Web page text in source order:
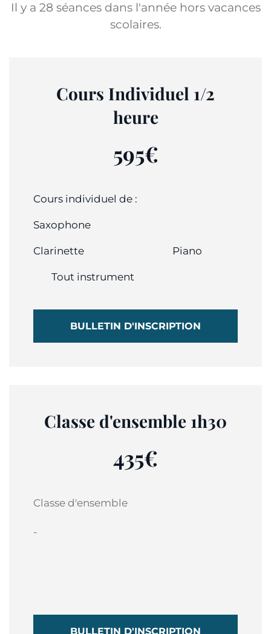
Il y a 28 séances dans l'année hors vacances
scolaires.
Cours Individuel 1/2
heure
595€
Cours individuel de :
Saxophone
Clarinette Piano
Tout instrument
BULLETIN D'INSCRIPTION
Classe d'ensemble 1h30
435€
Classe d'ensemble
-
BULLETIN D'INSCRIPTION